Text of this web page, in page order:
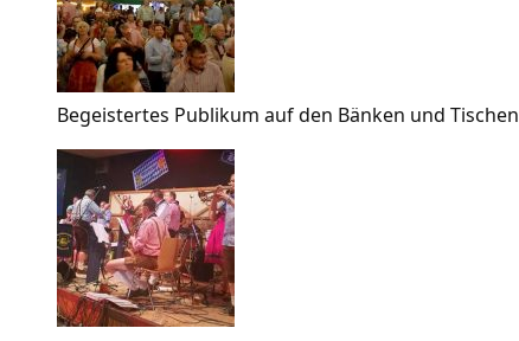
Begeistertes Publikum auf den Bänken und Tischen